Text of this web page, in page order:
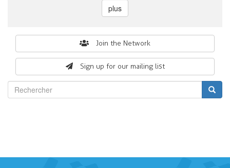
plus
Join the Network
Sign up for our mailing list
form